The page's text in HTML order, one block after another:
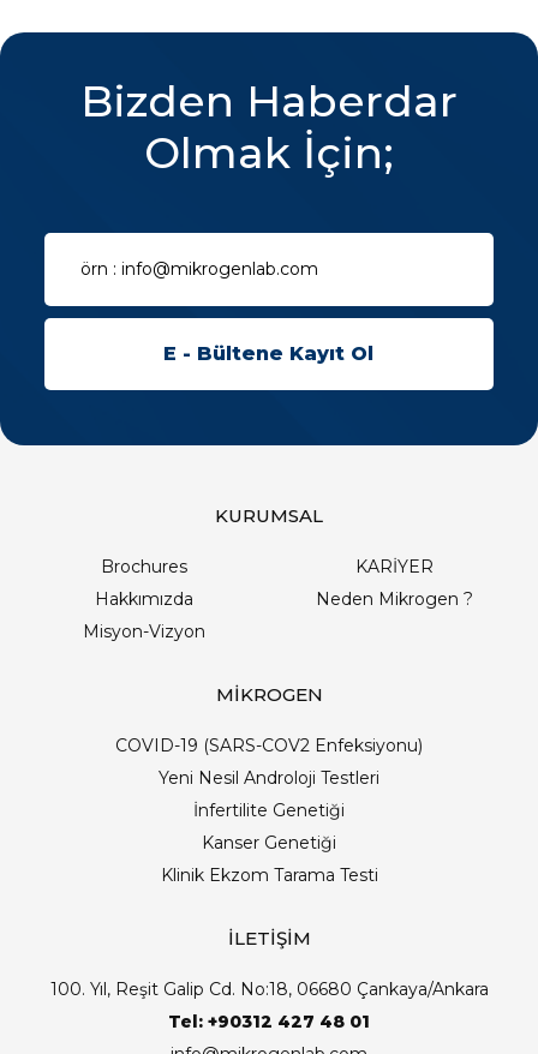
Bizden Haberdar
Olmak İçin;
KURUMSAL
Brochures
KARİYER
Hakkımızda
Neden Mikrogen ?
Misyon-Vizyon
MİKROGEN
COVID-19 (SARS-COV2 Enfeksiyonu)
Yeni Nesil Androloji Testleri
İnfertilite Genetiği
Kanser Genetiği
Klinik Ekzom Tarama Testi
İLETİŞİM
100. Yıl, Reşit Galip Cd. No:18, 06680 Çankaya/Ankara
Tel: +90312 427 48 01